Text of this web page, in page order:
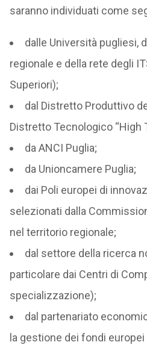
saranno individuati come
dalle Università pugliesi,
regionale e della rete degli
Superiori);
dal Distretto Produttivo
Distretto Tecnologico “High
da ANCI Puglia;
da Unioncamere Puglia;
dai Poli europei di
selezionati dalla
nel territorio regionale;
dal settore della ricerca
particolare dai Centri di
specializzazione);
dal partenariato
la gestione dei fondi europei